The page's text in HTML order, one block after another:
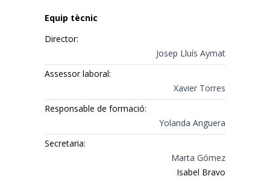
Equip tècnic
Director:
Josep Lluís Aymat
Assessor laboral:
Xavier Torres
Responsable de formació:
Yolanda Anguera
Secretaria:
Marta Gómez
Isabel Bravo